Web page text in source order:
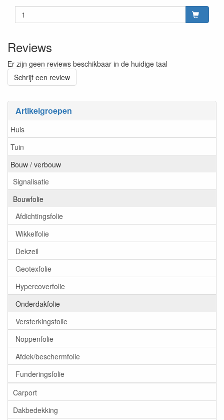
Artikelgroepen
Huis
Tuin
Bouw / verbouw
Signalisatie
Bouwfolie
Afdichtingsfolie
Wikkelfolie
Dekzeil
Geotexfolie
Hypercoverfolie
Onderdakfolie
Versterkingsfolie
Noppenfolie
Afdek/beschermfolie
Funderingsfolie
Carport
Dakbedekking
Reviews
Er zijn geen reviews beschikbaar in de huidige taal
Schrijf een review